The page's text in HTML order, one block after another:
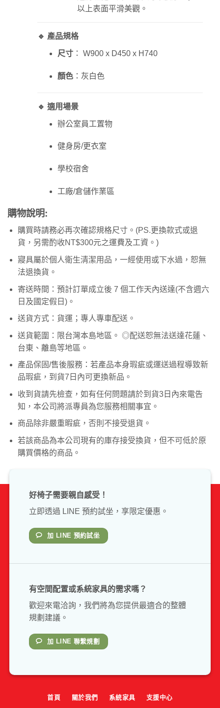
以上表面平滑美觀。
🔹 產品規格
尺寸： W900 x D450 x H740
顏色：灰白色
🔹 適用場景
辦公室員工置物
健身房/更衣室
學校宿舍
工廠/倉儲作業區
購物說明:
購買時請務必再次確認規格尺寸。(PS.更換款式或退
貨，另需酌收NT$300元之運費及工資。)
寢具屬於個人衛生清潔用品，一經使用或下水過，恕無
法退換貨。
寄送時間：預計訂單成立後 7 個工作天內送達(不含週六
日及國定假日)。
送貨方式：貨運；專人專車配送。
送貨範圍：限台灣本島地區。 ◎配送恕無法送達花蓮、
台東、離島等地區。
產品保固/售後服務：若產品本身瑕疵或運送過程導致新
品瑕疵，到貨7日內可更換新品。
收到貨請先檢查，如有任何問題請於到貨3日內來電告
知，本公司將派專員為您服務相關事宜。
商品除非嚴重暇疵，否則不接受退貨。
若該商品為本公司現有的庫存接受換貨，但不可低於原
購買價格的商品。
好椅子需要親自感受！
立即透過 LINE 預約試坐，享限定優惠。
加 LINE 預約試坐
有空間配置或系統家具的需求嗎？
歡迎來電洽詢，我們將為您提供最適合的整體
規劃建議。
加 LINE 聯繫規劃
首頁 關於我們 系統家具 支援中心